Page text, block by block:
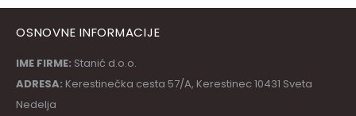
OSNOVNE INFORMACIJE
IME FIRME: Stanić d.o.o.
ADRESA: Kerestinečka cesta 57/A, Kerestinec 10431 Sveta
Nedelja